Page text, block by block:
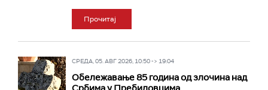
Прочитај
СРЕДА, 05. АВГ 2026, 10:50 -> 19:04
Обележавање 85 година од злочина над